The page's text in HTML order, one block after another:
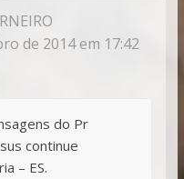
de 2014 em 17:42
do Pr
continue
– ES.